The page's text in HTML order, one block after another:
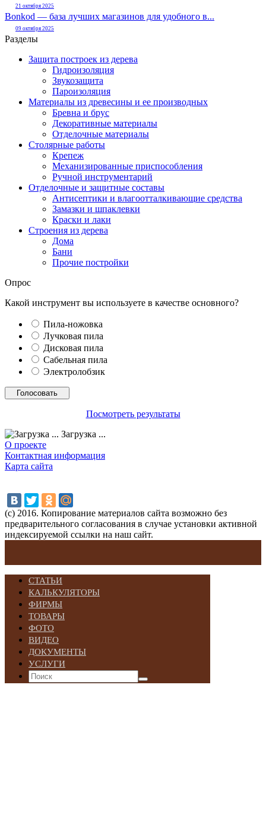
21 октября 2025
Bonkod — база лучших магазинов для удобного в...
09 октября 2025
Разделы
Защита построек из дерева
Гидроизоляция
Звукозащита
Пароизоляция
Материалы из древесины и ее производных
Бревна и брус
Декоративные материалы
Отделочные материалы
Столярные работы
Крепеж
Механизированные приспособления
Ручной инструментарий
Отделочные и защитные составы
Антисептики и влагоотталкивающие средства
Замазки и шпаклевки
Краски и лаки
Строения из дерева
Дома
Бани
Прочие постройки
Опрос
Какой инструмент вы используете в качестве основного?
Пила-ножовка
Лучковая пила
Дисковая пила
Сабельная пила
Электролобзик
Посмотреть результаты
Загрузка ...
О проекте
Контактная информация
Карта сайта
(с) 2016. Копирование материалов сайта возможно без
предварительного согласования в случае установки активной
индексируемой ссылки на наш сайт.
СТАТЬИ
КАЛЬКУЛЯТОРЫ
ФИРМЫ
ТОВАРЫ
ФОТО
ВИДЕО
ДОКУМЕНТЫ
УСЛУГИ